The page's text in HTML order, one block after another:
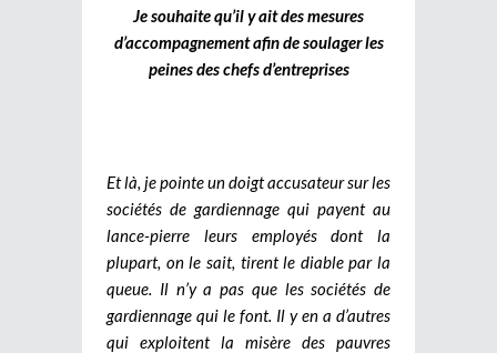
Je souhaite qu’il y ait des mesures
d’accompagnement afin de soulager les
peines des chefs d’entreprises
Et là, je pointe un doigt accusateur sur les
sociétés de gardiennage qui payent au
lance-pierre leurs employés dont la
plupart, on le sait, tirent le diable par la
queue. Il n’y a pas que les sociétés de
gardiennage qui le font. Il y en a d’autres
qui exploitent la misère des pauvres